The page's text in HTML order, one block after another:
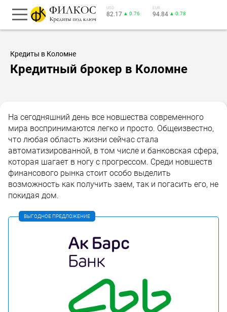
USD
82.17 ▲ 0.76
EUR
94.84 ▲ 0.78
Кредиты в Коломне
Кредитный брокер в Коломне
На сегодняшний день все новшества современного
мира воспринимаются легко и просто. Общеизвестно,
что любая область жизни сейчас стала
автоматизированной, в том числе и банковская сфера,
которая шагает в ногу с прогрессом. Среди новшеств
финансового рынка стоит особо выделить
возможность как получить заем, так и погасить его, не
покидая дом.
ВЫГОДНОЕ ПРЕДЛОЖЕНИЕ